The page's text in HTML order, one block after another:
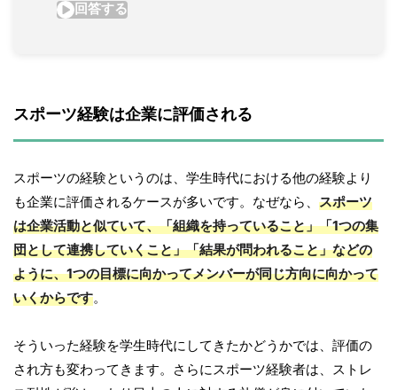
スポーツ経験は企業に評価される
スポーツの経験というのは、学生時代における他の経験より
も企業に評価されるケースが多いです。なぜなら、 スポーツ
は企業活動と似ていて、「組織を持っていること」「1つの集
団として連携していくこと」「結果が問われること」などの
ように、1つの目標に向かってメンバーが同じ方向に向かって
いくからです。
そういった経験を学生時代にしてきたかどうかでは、評価の
され方も変わってきます。さらにスポーツ経験者は、ストレ